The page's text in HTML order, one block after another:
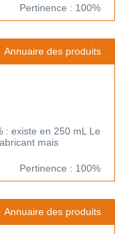
Pertinence : 100%
Annuaire des produits
: existe en 250 mL Le
mais
Pertinence : 100%
Annuaire des produits